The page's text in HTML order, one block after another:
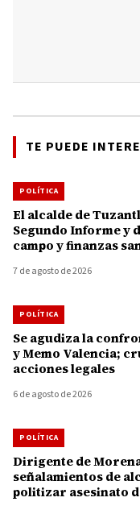
TE PUEDE
POLÍTICA
El alcalde de
Segundo Informe y
campo y finanzas
7 de agosto de 2026
POLÍTICA
Se agudiza la
y Memo Valencia;
acciones legales
6 de agosto de 2026
POLÍTICA
Dirigente de
señalamientos de
politizar asesinato